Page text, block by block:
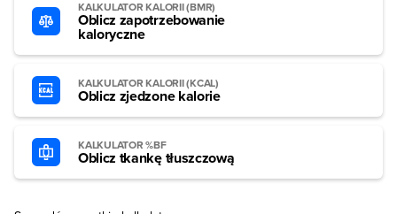
KALKULATOR KALORII (BMR)
Oblicz zapotrzebowanie
kaloryczne
KALKULATOR KALORII (KCAL)
Oblicz zjedzone kalorie
KALKULATOR %BF
Oblicz tkankę tłuszczową